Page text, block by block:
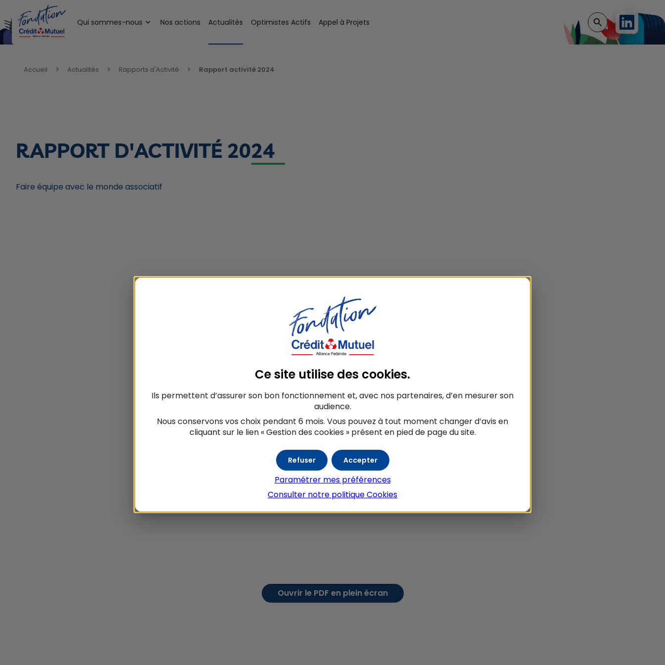
Qui sommes-nous Nos actions Actualités Optimistes Actifs Appel à Projets
Rechercher sur le
Voir Profil
Vous êtes ici:
Accueil Actualités Rapports d'Activité Rapport activité 2024
RAPPORT D'ACTIVITÉ 2024
Faire équipe avec le monde associatif
Ouvrir le PDF en plein écran
Ce site utilise des cookies.
Ils permettent d’assurer son bon fonctionnement et, avec nos partenaires, d’en mesurer son
audience.
Nous conservons vos choix pendant 6 mois. Vous pouvez à tout moment changer d’avis en
cliquant sur le lien « Gestion des cookies » présent en pied de page du site.
Accepter
Refuser
Paramétrer mes préférences
Consulter notre politiqueCookies